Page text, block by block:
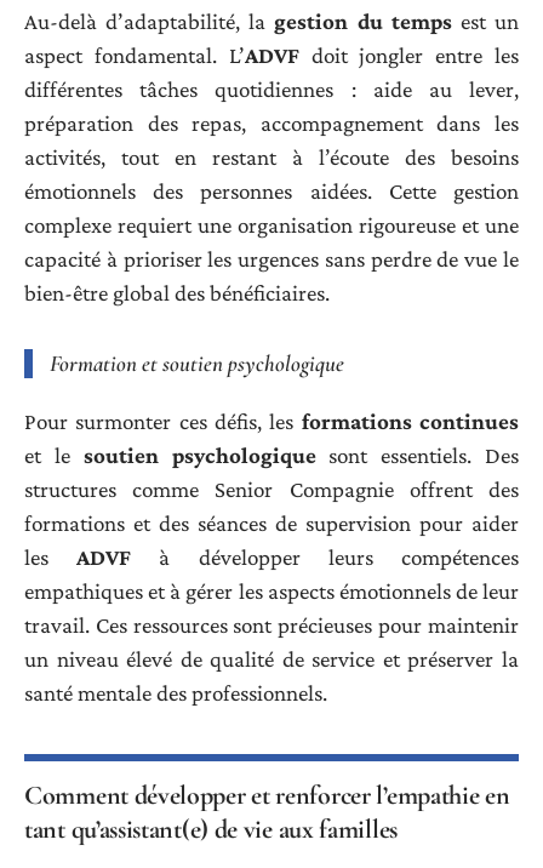
Au-delà d’adaptabilité, lagestion du tempsest un
aspect fondamental. L’ADVFdoit jongler entre les
différentes tâches quotidiennes : aide au lever,
préparation des repas, accompagnement dans les
activités, tout en restant à l’écoute des besoins
émotionnels des personnes aidées. Cette gestion
complexe requiert une organisation rigoureuse et une
capacité à prioriser les urgences sans perdre de vue le
bien-être global des bénéficiaires.
Formation et soutien psychologique
Pour surmonter ces défis, les formations continues
et le soutien psychologiquesont essentiels. Des
structures comme Senior Compagnie offrent des
formations et des séances de supervision pour aider
lesADVF à développer leurs compétences
empathiques et à gérer les aspects émotionnels de leur
travail. Ces ressources sont précieuses pour maintenir
un niveau élevé de qualité de service et préserver la
santé mentale des professionnels.
Comment développer et renforcer l’empathie en
tant qu’assistant(e) de vie aux familles